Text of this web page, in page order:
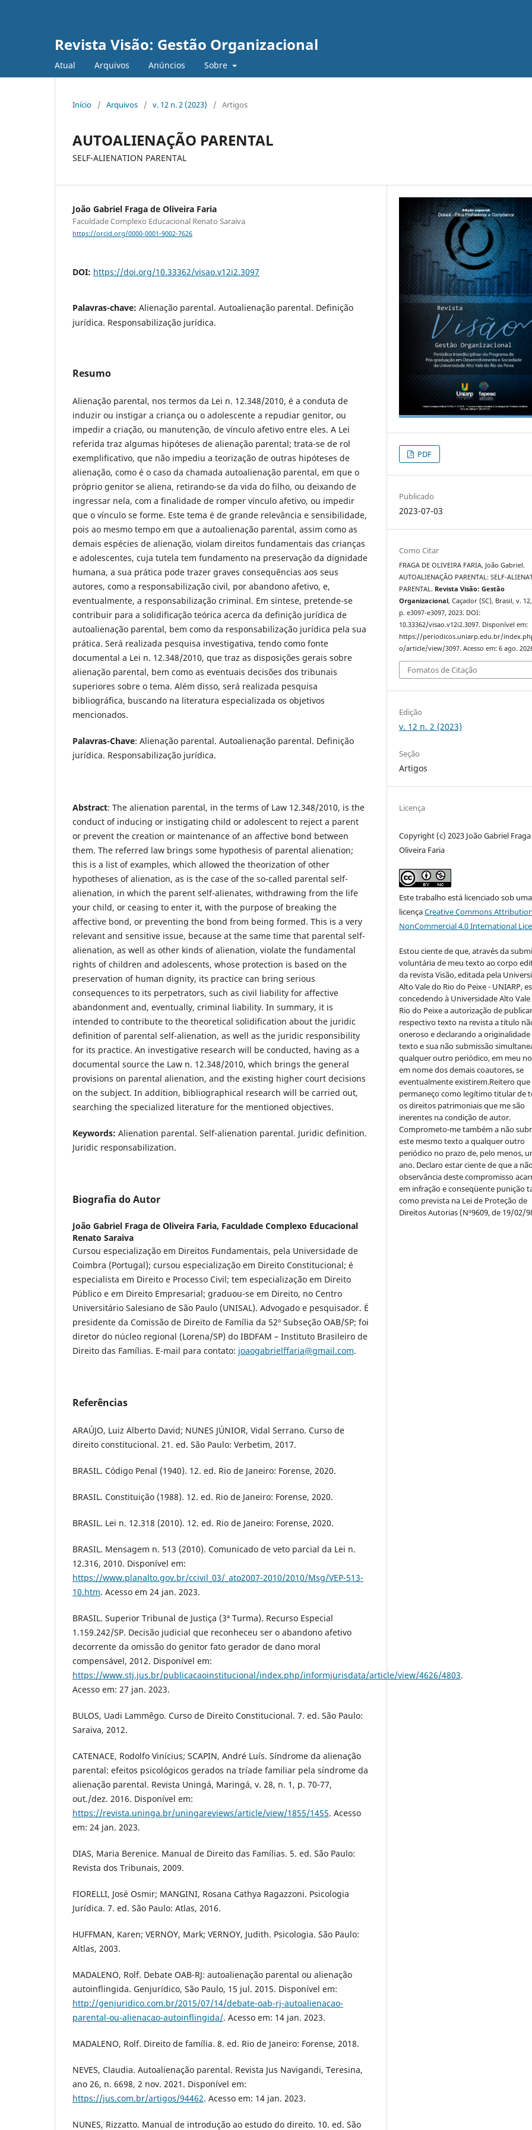
Revista Visão: Gestão Organizacional
Atual Arquivos Anúncios Sobre
Início / Arquivos / v. 12 n. 2 (2023) / Artigos
AUTOALIENAÇÃO PARENTAL
SELF-ALIENATION PARENTAL
João Gabriel Fraga de Oliveira Faria
Faculdade Complexo Educacional Renato Saraiva
https://orcid.org/0000-0001-9002-7626
DOI: https://doi.org/10.33362/visao.v12i2.3097
Palavras-chave: Alienação parental. Autoalienação parental. Definição
jurídica. Responsabilização jurídica.
Resumo
Alienação parental, nos termos da Lei n. 12.348/2010, é a conduta de
induzir ou instigar a criança ou o adolescente a repudiar genitor, ou
impedir a criação, ou manutenção, de vínculo afetivo entre eles. A Lei
referida traz algumas hipóteses de alienação parental; trata-se de rol
exemplificativo, que não impediu a teorização de outras hipóteses de
alienação, como é o caso da chamada autoalienação parental, em que o
próprio genitor se aliena, retirando-se da vida do filho, ou deixando de
ingressar nela, com a finalidade de romper vínculo afetivo, ou impedir
que o vínculo se forme. Este tema é de grande relevância e sensibilidade,
pois ao mesmo tempo em que a autoalienação parental, assim como as
demais espécies de alienação, violam direitos fundamentais das crianças
e adolescentes, cuja tutela tem fundamento na preservação da dignidade
humana, a sua prática pode trazer graves consequências aos seus
autores, como a responsabilização civil, por abandono afetivo, e,
eventualmente, a responsabilização criminal. Em síntese, pretende-se
contribuir para a solidificação teórica acerca da definição jurídica de
autoalienação parental, bem como da responsabilização jurídica pela sua
prática. Será realizada pesquisa investigativa, tendo como fonte
documental a Lei n. 12.348/2010, que traz as disposições gerais sobre
alienação parental, bem como as eventuais decisões dos tribunais
superiores sobre o tema. Além disso, será realizada pesquisa
bibliográfica, buscando na literatura especializada os objetivos
mencionados.
Palavras-Chave: Alienação parental. Autoalienação parental. Definição
jurídica. Responsabilização jurídica.
Abstract: The alienation parental, in the terms of Law 12.348/2010, is the
conduct of inducing or instigating child or adolescent to reject a parent
or prevent the creation or maintenance of an affective bond between
them. The referred law brings some hypothesis of parental alienation;
this is a list of examples, which allowed the theorization of other
hypotheses of alienation, as is the case of the so-called parental self-
alienation, in which the parent self-alienates, withdrawing from the life
your child, or ceasing to enter it, with the purpose of breaking the
affective bond, or preventing the bond from being formed. This is a very
relevant and sensitive issue, because at the same time that parental self-
alienation, as well as other kinds of alienation, violate the fundamental
rights of children and adolescents, whose protection is based on the
preservation of human dignity, its practice can bring serious
consequences to its perpetrators, such as civil liability for affective
abandonment and, eventually, criminal liability. In summary, it is
intended to contribute to the theoretical solidification about the juridic
definition of parental self-alienation, as well as the juridic responsibility
for its practice. An investigative research will be conducted, having as a
documental source the Law n. 12.348/2010, which brings the general
provisions on parental alienation, and the existing higher court decisions
on the subject. In addition, bibliographical research will be carried out,
searching the specialized literature for the mentioned objectives.
Keywords: Alienation parental. Self-alienation parental. Juridic definition.
Juridic responsabilization.
Biografia do Autor
João Gabriel Fraga de Oliveira Faria, Faculdade Complexo Educacional
Renato Saraiva
Cursou especialização em Direitos Fundamentais, pela Universidade de
Coimbra (Portugal); cursou especialização em Direito Constitucional; é
especialista em Direito e Processo Civil; tem especialização em Direito
Público e em Direito Empresarial; graduou-se em Direito, no Centro
Universitário Salesiano de São Paulo (UNISAL). Advogado e pesquisador. É
presidente da Comissão de Direito de Família da 52º Subseção OAB/SP; foi
diretor do núcleo regional (Lorena/SP) do IBDFAM – Instituto Brasileiro de
Direito das Famílias. E-mail para contato: joaogabrielffaria@gmail.com.
Referências
ARAÚJO, Luiz Alberto David; NUNES JÚNIOR, Vidal Serrano. Curso de
direito constitucional. 21. ed. São Paulo: Verbetim, 2017.
BRASIL. Código Penal (1940). 12. ed. Rio de Janeiro: Forense, 2020.
BRASIL. Constituição (1988). 12. ed. Rio de Janeiro: Forense, 2020.
BRASIL. Lei n. 12.318 (2010). 12. ed. Rio de Janeiro: Forense, 2020.
BRASIL. Mensagem n. 513 (2010). Comunicado de veto parcial da Lei n.
12.316, 2010. Disponível em:
https://www.planalto.gov.br/ccivil_03/_ato2007-2010/2010/Msg/VEP-513-
10.htm. Acesso em 24 jan. 2023.
BRASIL. Superior Tribunal de Justiça (3ª Turma). Recurso Especial
1.159.242/SP. Decisão judicial que reconheceu ser o abandono afetivo
decorrente da omissão do genitor fato gerador de dano moral
compensável, 2012. Disponível em:
https://www.stj.jus.br/publicacaoinstitucional/index.php/informjurisdata/article/view/4626/4803.
Acesso em: 27 jan. 2023.
BULOS, Uadi Lammêgo. Curso de Direito Constitucional. 7. ed. São Paulo:
Saraiva, 2012.
CATENACE, Rodolfo Vinícius; SCAPIN, André Luís. Síndrome da alienação
parental: efeitos psicológicos gerados na tríade familiar pela síndrome da
alienação parental. Revista Uningá, Maringá, v. 28, n. 1, p. 70-77,
out./dez. 2016. Disponível em:
https://revista.uninga.br/uningareviews/article/view/1855/1455. Acesso
em: 24 jan. 2023.
DIAS, Maria Berenice. Manual de Direito das Famílias. 5. ed. São Paulo:
Revista dos Tribunais, 2009.
FIORELLI, José Osmir; MANGINI, Rosana Cathya Ragazzoni. Psicologia
Jurídica. 7. ed. São Paulo: Atlas, 2016.
HUFFMAN, Karen; VERNOY, Mark; VERNOY, Judith. Psicologia. São Paulo:
Altlas, 2003.
MADALENO, Rolf. Debate OAB-RJ: autoalienação parental ou alienação
autoinflingida. Genjurídico, São Paulo, 15 jul. 2015. Disponível em:
http://genjuridico.com.br/2015/07/14/debate-oab-rj-autoalienacao-
parental-ou-alienacao-autoinflingida/. Acesso em: 14 jan. 2023.
MADALENO, Rolf. Direito de família. 8. ed. Rio de Janeiro: Forense, 2018.
NEVES, Claudia. Autoalienação parental. Revista Jus Navigandi, Teresina,
ano 26, n. 6698, 2 nov. 2021. Disponível em:
https://jus.com.br/artigos/94462. Acesso em: 14 jan. 2023.
NUNES, Rizzatto. Manual de introdução ao estudo do direito. 10. ed. São
PDF
Publicado
2023-07-03
Como Citar
FRAGA DE OLIVEIRA FARIA, João Gabriel.
AUTOALIENAÇÃO PARENTAL: SELF-
PARENTAL. Revista Visão: Gestão
Organizacional, Caçador (SC), Brasil, v.
p. e3097-e3097, 2023. DOI:
10.33362/visao.v12i2.3097. Disponível em:
https://periodicos.uniarp.edu.br/
o/article/view/3097. Acesso em: 6 ago.
Fomatos de Citação
Edição
v. 12 n. 2 (2023)
Seção
Artigos
Licença
Copyright (c) 2023 João Gabriel
Oliveira Faria
Este trabalho está licenciado sob uma
licençaCreative Commons
NonCommercial 4.0 International
Estou ciente de que, através da
voluntária de meu texto ao corpo
da revista Visão, editada pela
Alto Vale do Rio do Peixe - UNIARP,
concedendo à Universidade Alto
Rio do Peixe a autorização de
respectivo texto na revista a título
oneroso e declarando a
texto e sua não submissão
qualquer outro periódico, em meu
em nome dos demais coautores, se
eventualmente existirem.Reitero que
permaneço como legítimo titular de
os direitos patrimoniais que me são
inerentes na condição de autor.
Comprometo-me também a não
este mesmo texto a qualquer outro
periódico no prazo de, pelo menos,
ano. Declaro estar ciente de que a
observância deste compromisso
em infração e conseqüente punição
como prevista na Lei de Proteção de
Direitos Autorias (Nº9609, de 19/02/